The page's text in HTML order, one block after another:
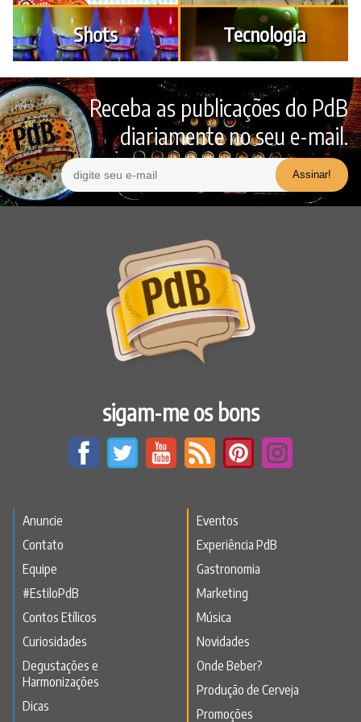
Shots Tecnologia
Receba as publicações do PdB
diariamente no seu e-mail.
sigam-me os bons
Anuncie
Contato
Equipe
#EstiloPdB
Contos Etílicos
Curiosidades
Degustações e
Harmonizações
Dicas
Eventos
Experiência PdB
Gastronomia
Marketing
Música
Novidades
Onde Beber?
Produção de Cerveja
Promoções